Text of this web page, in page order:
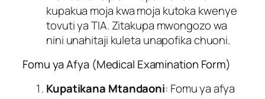
kupakua moja kwa moja kutoka kwenye
tovuti ya TIA. Zitakupa mwongozo wa
nini unahitaji kuleta unapofika chuoni.
Fomu ya Afya (Medical Examination Form)
Kupatikana Mtandaoni: Fomu ya afya